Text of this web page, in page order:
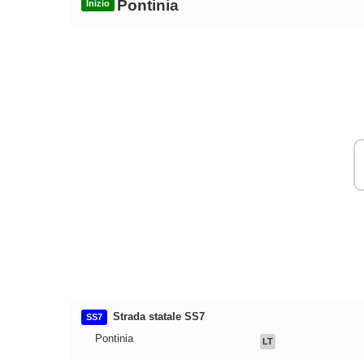
Inizio Pontinia
SS7
Strada statale SS7
Pontinia
LT